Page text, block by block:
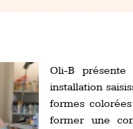
Oli-B
installation
formes
former une